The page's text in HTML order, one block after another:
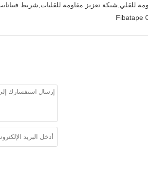
للقلي,شبكة تعزيز مقاومة للقليات,شريط
Fibatape